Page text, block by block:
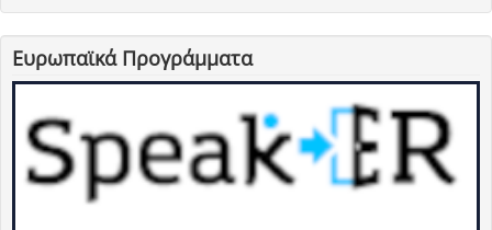
Ευρωπαϊκά Προγράμματα